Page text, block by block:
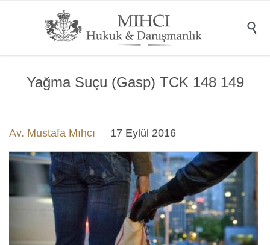

Yağma Suçu (Gasp) TCK 148 149
Av. Mustafa Mıhcı 17 Eylül 2016